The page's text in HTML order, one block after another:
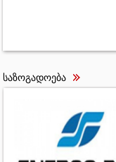
საზოგადოება